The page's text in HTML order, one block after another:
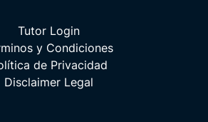
Tutor Login
y Condiciones
de Privacidad
Disclaimer Legal